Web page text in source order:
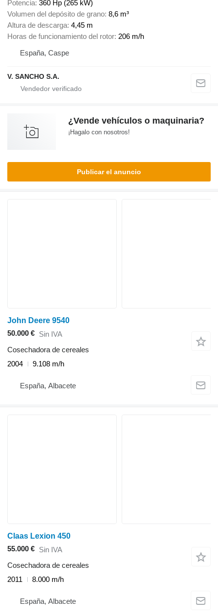
Potencia 360 Hp (265 kW)
Volumen del depósito de grano 8,6 m³
Altura de descarga 4,45 m
Horas de funcionamiento del rotor 206 m/h
España, Caspe
V. SANCHO S.A.
¿Vende vehículos o maquinaria?
¡Hagalo con nosotros!
Publicar el anuncio
John Deere 9540
50.000 € Sin IVA
Cosechadora de cereales
2004
9.108 m/h
España, Albacete
Claas Lexion 450
55.000 € Sin IVA
Cosechadora de cereales
2011
8.000 m/h
España, Albacete